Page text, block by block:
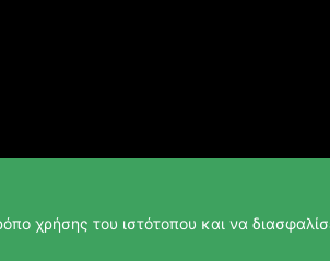
χρήσης του ιστότοπου και να